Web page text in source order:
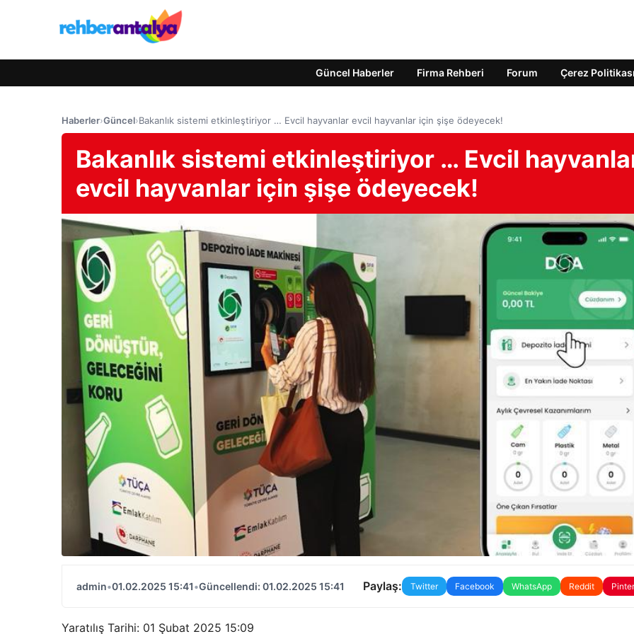
Güncel Haberler Firma Rehberi Forum Çerez Politikası
Haberler›Güncel›Bakanlık sistemi etkinleştiriyor … Evcil hayvanlar evcil hayvanlar için şişe ödeyecek!
Bakanlık sistemi etkinleştiriyor … Evcil
evcil hayvanlar için şişe ödeyecek!
admin•01.02.2025 15:41•Güncellendi: 01.02.2025 15:41 Paylaş: Twitter Facebook WhatsApp Reddit
Yaratılış Tarihi: 01 Şubat 2025 15:09